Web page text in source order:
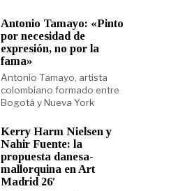
Antonio Tamayo: «Pinto
por necesidad de
expresión, no por la
fama»
Antonio Tamayo, artista
colombiano formado entre
Bogotá y Nueva York
Kerry Harm Nielsen y
Nahir Fuente: la
propuesta danesa-
mallorquina en Art
Madrid 26′